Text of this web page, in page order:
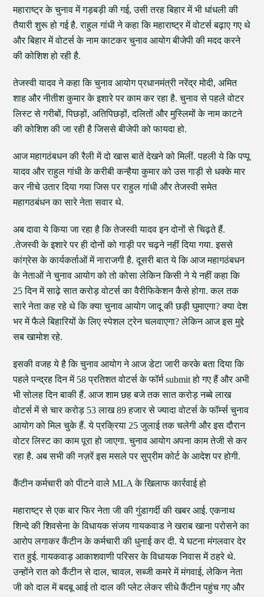
महाराष्ट्र के चुनाव में गड़बड़ी की गई, उसी तरह बिहार में भी धांधली की
तैयारी शुरू हो गई है. राहुल गांधी ने कहा कि महाराष्ट्र में वोटर्स बढ़ाए गए थे
और बिहार में वोटर्स के नाम काटकर चुनाव आयोग बीजेपी की मदद करने
की कोशिश हो रही है.
तेजस्वी यादव ने कहा कि चुनाव आयोग प्रधानमंत्री नरेंद्र मोदी, अमित
शाह और नीतीश कुमार के इशारे पर काम कर रहा है. चुनाव से पहले वोटर
लिस्ट से गरीबों, पिछड़ों, अतिपिछड़ों, दलितों और मुस्लिमों के नाम काटने
की कोशिश की जा रही है जिससे बीजेपी को फायदा हो.
आज महागठंबधन की रैली में दो खास बातें देखने को मिलीं. पहली ये कि पप्पू
यादव और राहुल गांधी के करीबी कन्हैया कुमार को उस गाड़ी से धक्के मार
कर नीचे उतार दिया गया जिस पर राहुल गांधी और तेजस्वी समेत
महागठबंधन का सारे नेता सवार थे.
अब दावा ये किया जा रहा है कि तेजस्वी यादव इन दोनों से चिढ़ते हैं.
.तेजस्वी के इशारे पर ही दोनों को गाड़ी पर चढ़ने नहीं दिया गया. इससे
कांग्रेस के कार्यकर्ताओं में नाराजगी है. दूसरी बात ये कि आज महागठंबधन
के नेताओं ने चुनाव आयोग को तो कोसा लेकिन किसी ने ये नहीं कहा कि
25 दिन में साढ़े सात करोड़ वोटर्स का वैरीफिकेशन कैसे होगा. कल तक
सारे नेता कह रहे थे कि क्या चुनाव आयोग जादू की छड़ी घुमाएगा? क्या देश
भर में फैले बिहारियों के लिए स्पेशल ट्रेन चलवाएगा? लेकिन आज इस मुद्दे
सब खामोश रहे.
इसकी वजह ये है कि चुनाव आयोग ने आज डेटा जारी करके बता दिया कि
पहले पन्द्रह दिन में 58 प्रतिशत वोटर्स के फॉर्म submit हो गए हैं और अभी
भी सोलह दिन बाकी हैं. आज शाम छह बजे तक सात करोड़ नब्बे लाख
वोटर्स में से चार करोड़ 53 लाख 89 हजार से ज्यादा वोटर्स के फॉर्म्स चुनाव
आयोग को मिल चुके हैं. ये प्रक्रिया 25 जुलाई तक चलेगी और इस दौरान
वोटर लिस्ट का काम पूरा हो जाएगा. चुनाव आयोग अपना काम तेजी से कर
रहा है. अब सभी की नज़रें इस मसले पर सुप्रीम कोर्ट के आदेश पर होगी.
कैंटीन कर्मचारी को पीटने वाले MLA के खिलाफ कार्रवाई हो
महाराष्ट्र से एक बार फिर नेता जी की गुंडागर्दी की खबर आई. एकनाथ
शिन्दे की शिवसेना के विधायक संजय गायकवाड ने खराब खाना परोसने का
आरोप लगाकर कैंटीन के कर्मचारी की धुनाई कर दी. ये घटना मंगलवार देर
रात हुई. गायकवाड़ आकाशवाणी परिसर के विधायक निवास में ठहरे थे.
उन्होंने रात को कैंटीन से दाल, चावल, सब्जी कमरे में मंगवाई, लेकिन नेता
जी को दाल में बदबू आई तो दाल की प्लेट लेकर सीधे कैंटीन पहुंच गए और